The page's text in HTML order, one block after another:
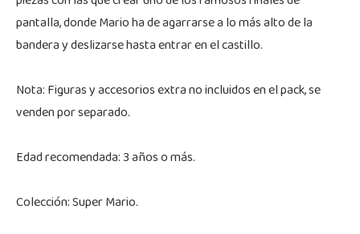
pantalla, donde Mario ha de agarrarse a lo más alto de la
bandera y deslizarse hasta entrar en el castillo.
Nota: Figuras y accesorios extra no incluidos en el pack, se
venden por separado.
Edad recomendada: 3 años o más.
Colección: Super Mario.